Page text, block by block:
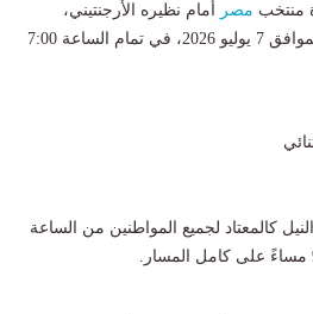
منتخب مصر
أمام نظيره الأرجنتيني،
والمقرر إقامتها اليوم الثلاثاء الموافق 7 يوليو 2026، في تمام الساعة 7:00
كالمعتاد لجميع المواطنين من الساعة